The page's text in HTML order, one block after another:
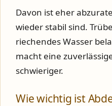
Davon ist eher
wieder stabil sind.
riechendes Wasser
macht eine
schwieriger.
Wie wichtig ist